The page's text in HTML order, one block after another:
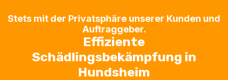
Stets mit der Privatsphäre unserer Kunden und
Auftraggeber.
Effiziente
Schädlingsbekämpfung in
Hundsheim